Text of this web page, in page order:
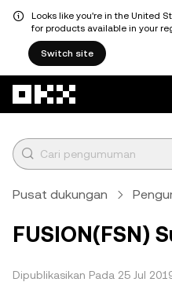
Looks like you're in the United
for products available in your
Switch site
Pusat dukungan
FUSION(FSN)
Dipublikasikan Pada 25 Jul